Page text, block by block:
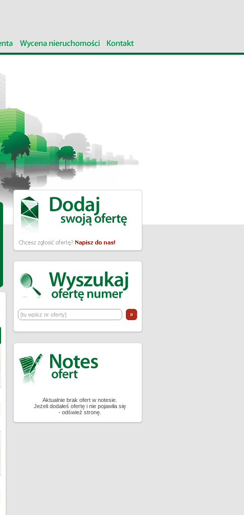
Aktualnie brak ofert w notesie.
Jeżeli dodałeś ofertę i nie pojawiła się
- odświeź stronę.